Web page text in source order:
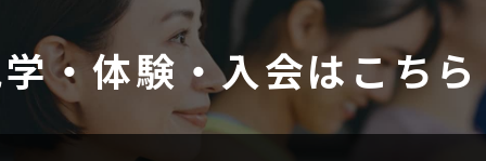
・体験・入会はこち